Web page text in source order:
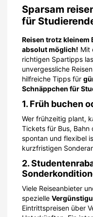
Sparsam
für
Reisen trotz kleinem
absolut möglich! Mit
richtigen Spartipps
unvergessliche
hilfreiche Tipps für
Schnäppchen für
1. Früh buchen
Wer frühzeitig plant,
Tickets für Bus, Bahn
spontan und flexibel
kurzfristigen
2.
Viele Reiseanbieter
spezielle
Eintrittspreisen über